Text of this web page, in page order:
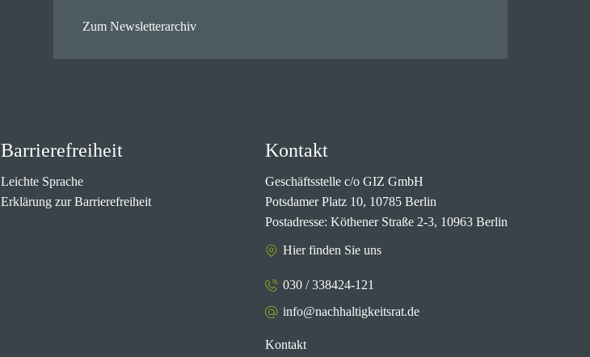
Zum Newsletterarchiv
Barrierefreiheit
Leichte Sprache
Erklärung zur Barrierefreiheit
Kontakt
Geschäftsstelle c/o GIZ GmbH
Potsdamer Platz 10, 10785 Berlin
Postadresse: Köthener Straße 2-3, 10963 Berlin
Hier finden Sie uns
030 / 338424-121
info@nachhaltigkeitsrat.de
Kontakt